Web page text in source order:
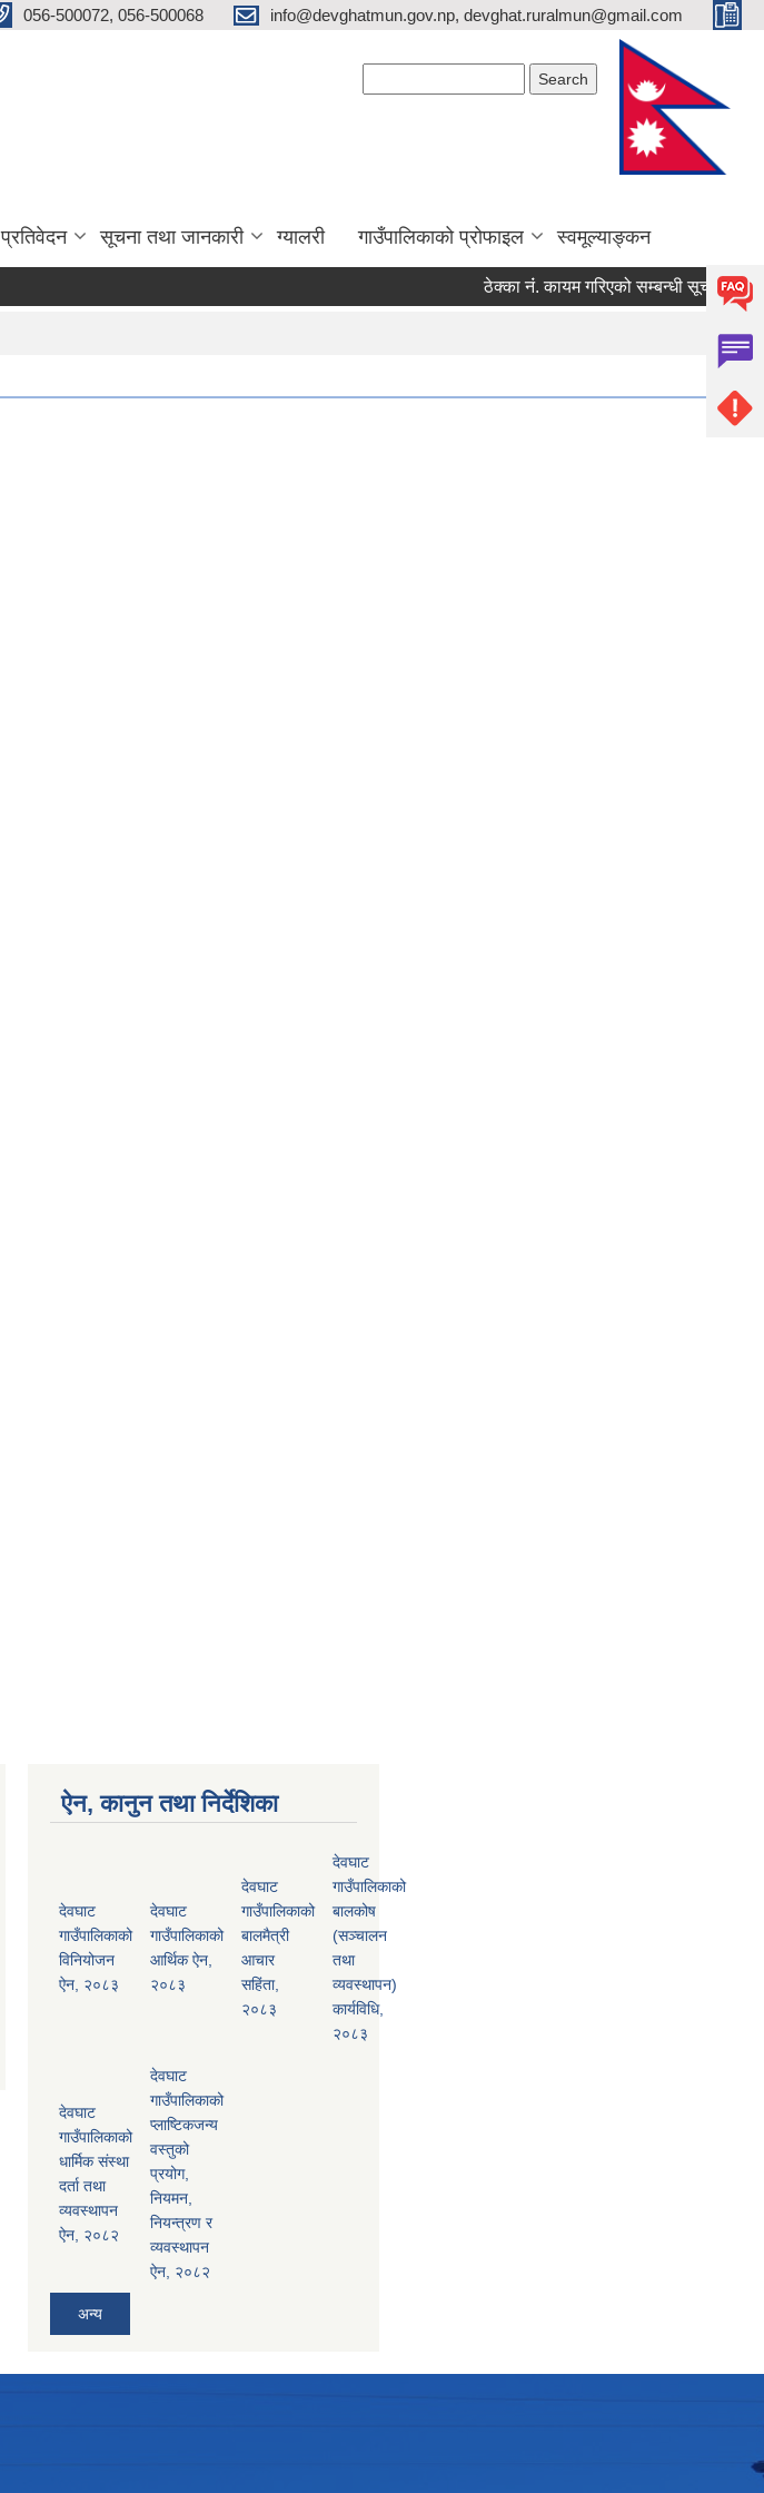
056-500072, 056-500068 info@devghatmun.gov.np, devghat.ruralmun@gmail.com
प्रतिवेदन सूचना तथा जानकारी ग्यालरी गाउँपालिकाको प्रोफाइल स्वमूल्याङ्कन
ठेक्का नंं. कायम गरिएको सम्बन्धी सूचना !
ऐन, कानुन तथा निर्देशिका
देवघाट
गाउँपालिकाको
विनियोजन
ऐन, २०८३
देवघाट
गाउँपालिकाको
आर्थिक ऐन,
२०८३
देवघाट
गाउँपालिकाको
बालमैत्री
आचार
सहिंता,
२०८३
देवघाट
गाउँपालिकाको
बालकोष
(सञ्चालन
तथा
व्यवस्थापन)
कार्यविधि,
२०८३
देवघाट
गाउँपालिकाको
धार्मिक संस्था
दर्ता तथा
व्यवस्थापन
ऐन, २०८२
देवघाट
गाउँपालिकाको
प्लाष्टिकजन्य
वस्तुको
प्रयोग,
नियमन,
नियन्त्रण र
व्यवस्थापन
ऐन, २०८२
अन्य